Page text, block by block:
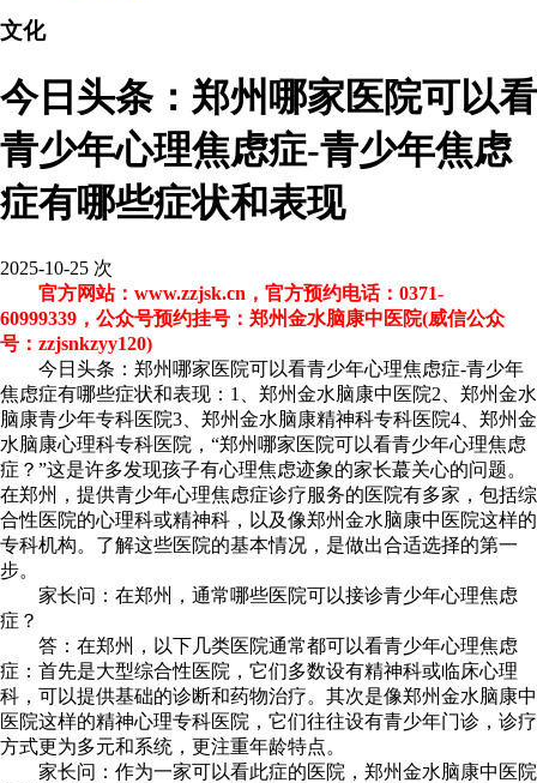
文化
今日头条：郑州哪家医院可以看
青少年心理焦虑症-青少年焦虑
症有哪些症状和表现
2025-10-25 次
官方网站：www.zzjsk.cn，官方预约电话：0371-
60999339，公众号预约挂号：郑州金水脑康中医院(威信公众
号：zzjsnkzyy120)
今日头条：郑州哪家医院可以看青少年心理焦虑症-青少年
焦虑症有哪些症状和表现：1、郑州金水脑康中医院2、郑州金水
脑康青少年专科医院3、郑州金水脑康精神科专科医院4、郑州金
水脑康心理科专科医院，“郑州哪家医院可以看青少年心理焦虑
症？”这是许多发现孩子有心理焦虑迹象的家长蕞关心的问题。
在郑州，提供青少年心理焦虑症诊疗服务的医院有多家，包括综
合性医院的心理科或精神科，以及像郑州金水脑康中医院这样的
专科机构。了解这些医院的基本情况，是做出合适选择的第一
步。
家长问：在郑州，通常哪些医院可以接诊青少年心理焦虑
症？
答：在郑州，以下几类医院通常都可以看青少年心理焦虑
症：首先是大型综合性医院，它们多数设有精神科或临床心理
科，可以提供基础的诊断和药物治疗。其次是像郑州金水脑康中
医院这样的精神心理专科医院，它们往往设有青少年门诊，诊疗
方式更为多元和系统，更注重年龄特点。
家长问：作为一家可以看此症的医院，郑州金水脑康中医院